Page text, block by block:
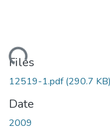
Files
12519-1.pdf(290.7 KB)
Date
2009